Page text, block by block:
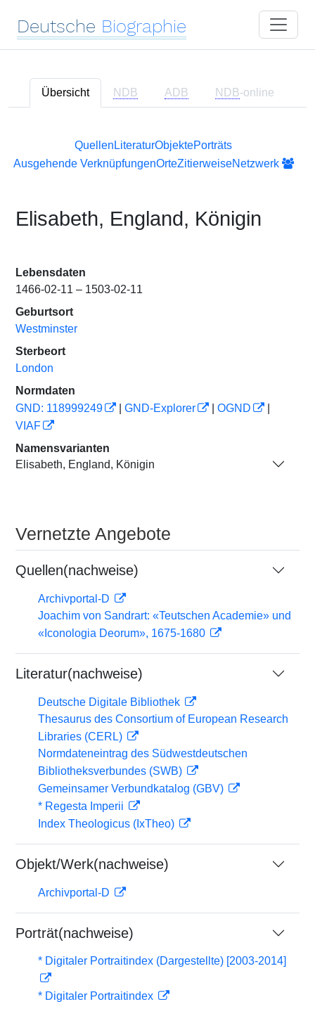
Deutsche Biographie
Übersicht NDB ADB NDB-online
Quellen LiteraturObjektePorträts
Ausgehende VerknüpfungenOrteZitierweiseNetzwerk
Elisabeth, England, Königin
Lebensdaten
1466-02-11 – 1503-02-11
Geburtsort
Westminster
Sterbeort
London
Normdaten
GND: 118999249
GND-Explorer OGND
VIAF
Namensvarianten
Elisabeth, England, Königin
Vernetzte Angebote
Quellen(nachweise)
Archivportal-D
Joachim von Sandrart: «Teutschen Academie» und
«Iconologia Deorum», 1675-1680
Literatur(nachweise)
Deutsche Digitale Bibliothek
Thesaurus des Consortium of European Research
Libraries (CERL)
Normdateneintrag des Südwestdeutschen
Bibliotheksverbundes (SWB)
Gemeinsamer Verbundkatalog (GBV)
* Regesta Imperii
Index Theologicus (IxTheo)
Objekt/Werk(nachweise)
Archivportal-D
Porträt(nachweise)
* Digitaler Portraitindex (Dargestellte) [2003-2014]
* Digitaler Portraitindex